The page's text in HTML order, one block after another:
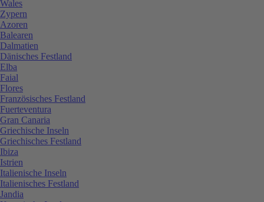
Wales
Zypern
Azoren
Balearen
Dalmatien
Dänisches Festland
Elba
Faial
Flores
Französisches Festland
Fuerteventura
Gran Canaria
Griechische Inseln
Griechisches Festland
Ibiza
Istrien
Italienische Inseln
Italienisches Festland
Jandia